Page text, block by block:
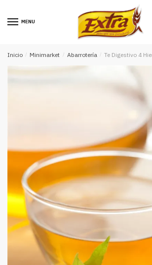
MENU
Inicio / Minimarket / Abarrotería / Te Digestivo 4